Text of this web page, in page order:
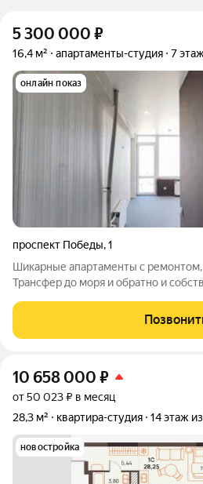
5 300 000 ₽
16,4 м² апартаменты-студия 7
онлайн показ
проспект Победы,1
Шикарные апартаменты с
Трансфер до моря и обратно и
Своя собственная котельная,
кв м, SPA-комплекс на 1300
10 658 000 ₽
от 50 023 ₽ в месяц
28,3 м²
квартира-студия 14 этаж из
новостройка